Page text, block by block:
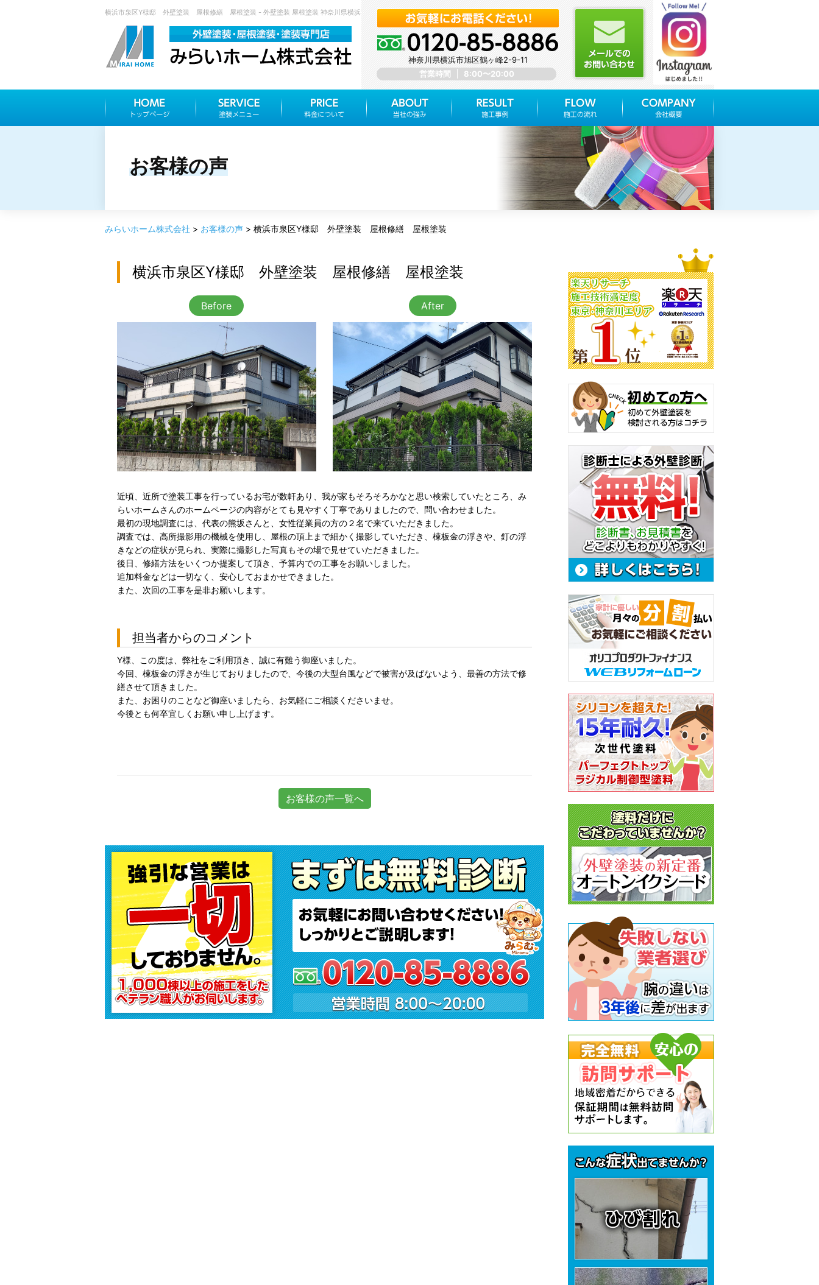
横浜市泉区Y様邸 外壁塗装 屋根修繕 屋根塗装 - 外壁塗装 屋根塗装 神奈川県横浜市旭区 みらいホーム株式会社
神奈川県横浜市旭区鶴ヶ峰2-9-11
営業時間
8:00〜20:00
お客様の声
みらいホーム株式会社 > お客様の声 > 横浜市泉区Y様邸 外壁塗装 屋根修繕 屋根塗装
横浜市泉区Y様邸 外壁塗装 屋根修繕 屋根塗装
Before After
近頃、近所で塗装工事を行っているお宅が数軒あり、我が家もそろそろかなと思い検索していたところ、み
らいホームさんのホームページの内容がとても見やすく丁寧でありましたので、問い合わせました。
最初の現地調査には、代表の熊坂さんと、女性従業員の方の２名で来ていただきました。
調査では、高所撮影用の機械を使用し、屋根の頂上まで細かく撮影していただき、棟板金の浮きや、釘の浮
きなどの症状が見られ、実際に撮影した写真もその場で見せていただきました。
後日、修繕方法をいくつか提案して頂き、予算内での工事をお願いしました。
追加料金などは一切なく、安心しておまかせできました。
また、次回の工事を是非お願いします。
担当者からのコメント
Y様、この度は、弊社をご利用頂き、誠に有難う御座いました。
今回、棟板金の浮きが生じておりましたので、今後の大型台風などで被害が及ばないよう、最善の方法で修
繕させて頂きました。
また、お困りのことなど御座いましたら、お気軽にご相談くださいませ。
今後とも何卒宜しくお願い申し上げます。
お客様の声一覧へ